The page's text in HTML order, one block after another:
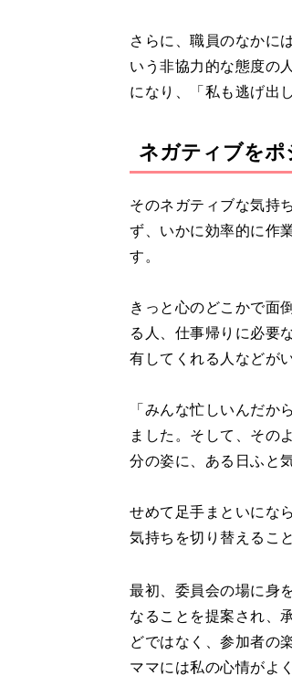
さらに、職員のなかに
いう非協力的な態度の
になり、「私も逃げ出
ネガティブを
そのネガティブな気持
ず、いかに効率的に作
す。
きっと心のどこかで面
る人、仕事帰りに必要
有してくれる人などが
「みんな忙しいんだ
ました。そして、その
分の姿に、ある日ふと
せめて足手まといにな
気持ちを切り替えるこ
最初、委員会の場に身
なることを提案され、
どではなく、参加者の
ママには私の心情がよ